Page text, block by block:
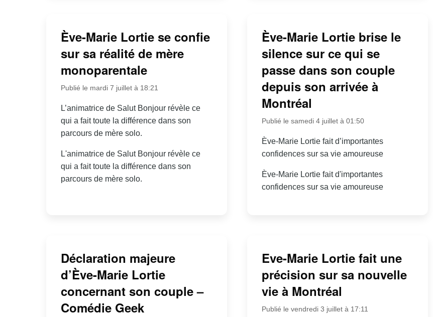
Ève-Marie Lortie se confie
sur sa réalité de mère
monoparentale
Publié le mardi 7 juillet à 18:21
L’animatrice de Salut Bonjour révèle ce
qui a fait toute la différence dans son
parcours de mère solo.
L'animatrice de Salut Bonjour révèle ce
qui a fait toute la différence dans son
parcours de mère solo.
Ève-Marie Lortie brise le
silence sur ce qui se
passe dans son couple
depuis son arrivée à
Montréal
Publié le samedi 4 juillet à 01:50
Ève-Marie Lortie fait d’importantes
confidences sur sa vie amoureuse
Ève-Marie Lortie fait d'importantes
confidences sur sa vie amoureuse
Déclaration majeure
d’Ève-Marie Lortie
concernant son couple –
Comédie Geek
Eve-Marie Lortie fait une
précision sur sa nouvelle
vie à Montréal
Publié le vendredi 3 juillet à 17:11